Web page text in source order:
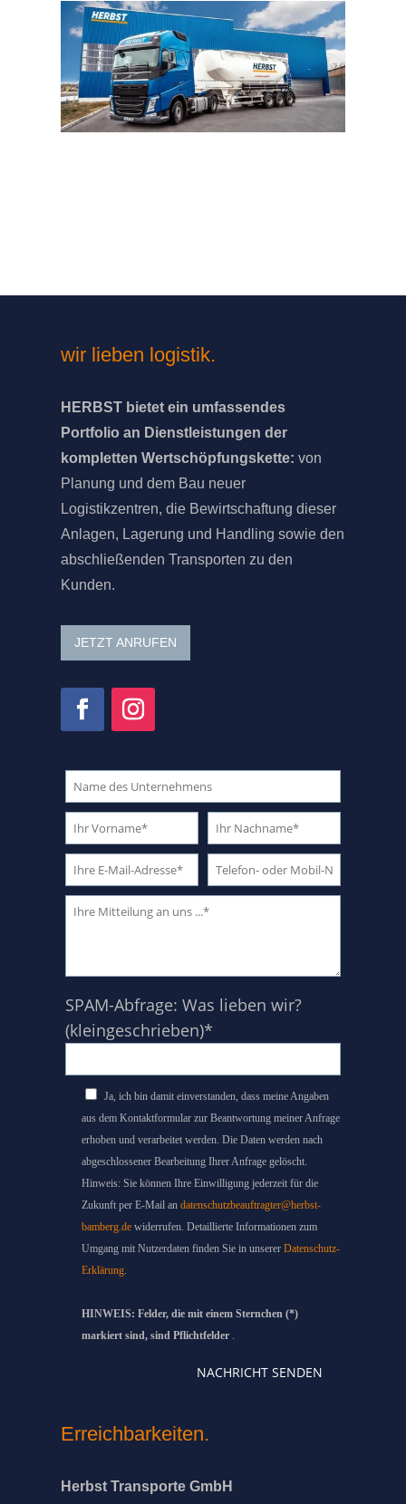
wir lieben logistik.
HERBST bietet ein umfassendes
Portfolio an Dienstleistungen der
kompletten Wertschöpfungskette: von
Planung und dem Bau neuer
Logistikzentren, die Bewirtschaftung dieser
Anlagen, Lagerung und Handling sowie den
abschließenden Transporten zu den
Kunden.
JETZT ANRUFEN
SPAM-Abfrage: Was lieben wir?
(kleingeschrieben)*
Ja, ich bin damit einverstanden, dass meine Angaben
aus dem Kontaktformular zur Beantwortung meiner Anfrage
erhoben und verarbeitet werden. Die Daten werden nach
abgeschlossener Bearbeitung Ihrer Anfrage gelöscht.
Hinweis: Sie können Ihre Einwilligung jederzeit für die
Zukunft per E-Mail andatenschutzbeauftragter@herbst-
bamberg.de widerrufen. Detaillierte Informationen zum
Umgang mit Nutzerdaten finden Sie in unsererDatenschutz-
Erklärung.
HINWEIS: Felder, die mit einem Sternchen (*)
markiert sind, sind Pflichtfelder .
NACHRICHT SENDEN
Erreichbarkeiten.
Herbst Transporte GmbH